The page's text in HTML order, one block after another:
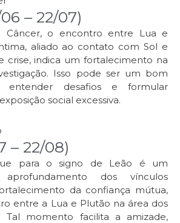
– 22/07)
Câncer, o encontro entre Lua e
aliado ao contato com Sol e
crise, indica um fortalecimento na
Isso pode ser um bom
entender desafios e formular
social excessiva.
– 22/08)
para o signo de Leão é um
dos vínculos
da confiança mútua,
entre a Lua e Plutão na área dos
Tal momento facilita a amizade,